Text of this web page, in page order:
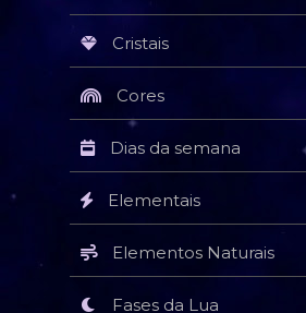
Cristais
Cores
Dias da semana
Elementais
Elementos Naturais
Fases da Lua